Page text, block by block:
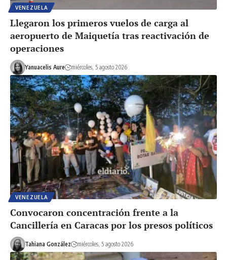
VENEZUELA
Llegaron los primeros vuelos de carga al
aeropuerto de Maiquetía tras reactivación de
operaciones
Yanuacelis Aure miércoles, 5 agosto 2026
VENEZUELA
Convocaron concentración frente a la
Cancillería en Caracas por los presos políticos
Tahiana González miércoles, 5 agosto 2026